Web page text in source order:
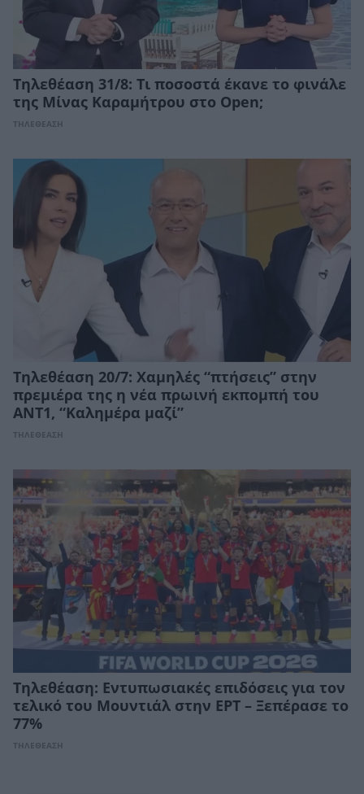
Τηλεθέαση 31/8: Τι ποσοστά έκανε το φινάλε
της Μίνας Καραμήτρου στο Open;
ΤΗΛΕΘΕΑΣΗ
Τηλεθέαση 20/7: Χαμηλές “πτήσεις” στην
πρεμιέρα της η νέα πρωινή εκπομπή του
ΑΝΤ1, “Καλημέρα μαζί”
ΤΗΛΕΘΕΑΣΗ
Τηλεθέαση: Εντυπωσιακές επιδόσεις για τον
τελικό του Μουντιάλ στην ΕΡΤ – Ξεπέρασε το
77%
ΤΗΛΕΘΕΑΣΗ